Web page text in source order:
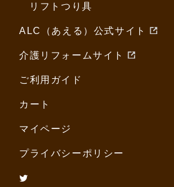
リフトつり具
ALC（あえる）公式サイト
介護リフォームサイト
ご利用ガイド
カート
マイページ
プライバシーポリシー